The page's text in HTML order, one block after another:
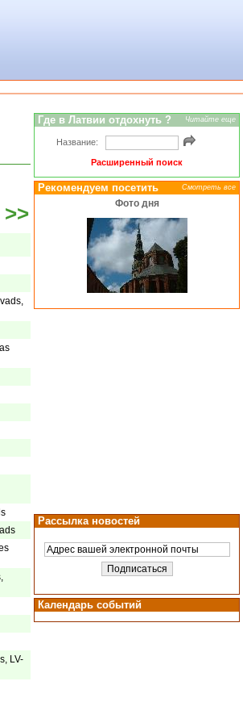
>>
LV-
Где в Латвии отдохнуть ? Читайте еще
Название:
Расширенный поиск
Рекомендуем посетить Смотреть все
Фото дня
Рассылка новостей
Календарь событий